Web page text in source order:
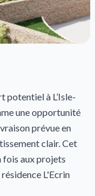
potentiel à L’Isle-
une opportunité
prévue en
clair. Cet
fois aux projets
L'Ecrin